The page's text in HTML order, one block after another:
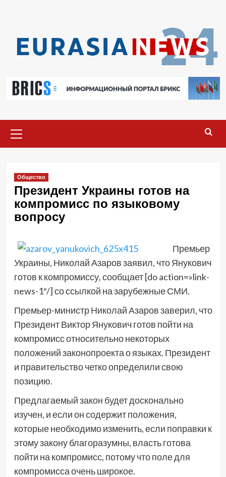
меню
Общество
Президент Украины готов на
компромисс по языковому
вопросу
Премьер
Украины, Николай Азаров заявил, что Янукович
готов к компромиссу, сообщает [do action=»link-
news-1″/] со ссылкой на зарубежные СМИ.
Премьер-министр Николай Азаров заверил, что
Президент Виктор Янукович готов пойти на
компромисс относительно некоторых
положений законопроекта о языках. Президент
и правительство четко определили свою
позицию.
Предлагаемый закон будет досконально
изучен, и если он содержит положения,
которые необходимо изменить, если поправки к
этому закону благоразумны, власть готова
пойти на компромисс, потому что поле для
компромисса очень широкое.